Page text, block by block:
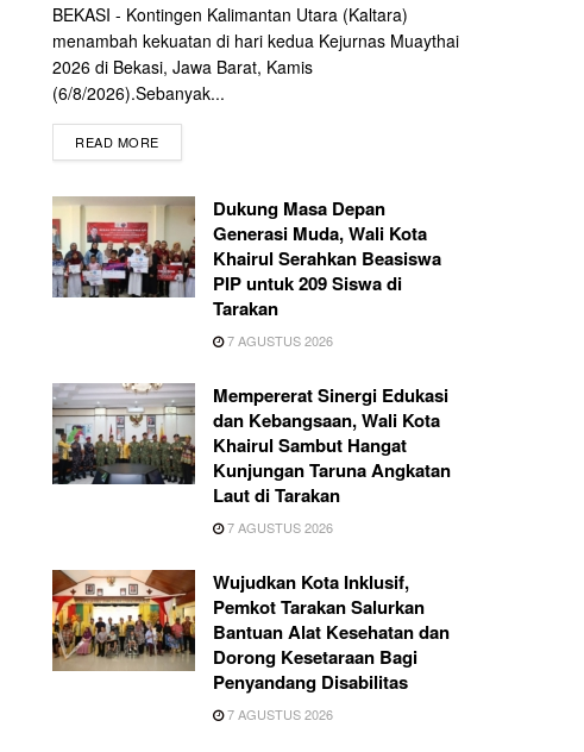
BEKASI - Kontingen Kalimantan Utara (Kaltara)
menambah kekuatan di hari kedua Kejurnas Muaythai
2026 di Bekasi, Jawa Barat, Kamis
(6/8/2026).Sebanyak...
READ MORE
Dukung Masa Depan
Generasi Muda, Wali Kota
Khairul Serahkan Beasiswa
PIP untuk 209 Siswa di
Tarakan
7 AGUSTUS 2026
Mempererat Sinergi Edukasi
dan Kebangsaan, Wali Kota
Khairul Sambut Hangat
Kunjungan Taruna Angkatan
Laut di Tarakan
7 AGUSTUS 2026
Wujudkan Kota Inklusif,
Pemkot Tarakan Salurkan
Bantuan Alat Kesehatan dan
Dorong Kesetaraan Bagi
Penyandang Disabilitas
7 AGUSTUS 2026